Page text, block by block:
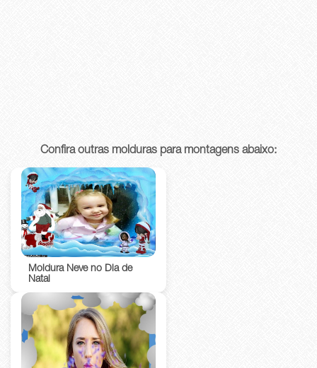
Confira outras molduras para montagens abaixo:
Moldura Neve no Dia de
Natal